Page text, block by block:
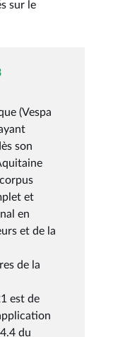
sur le
(Vespa
son
et
en
et de la
de la
est de
du